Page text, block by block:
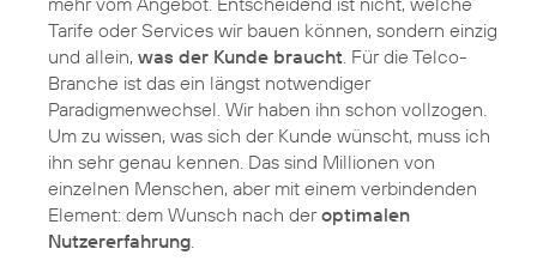
Tarife oder Services wir bauen können, sondern einzig
und allein, was der Kunde braucht . Für die Telco-
Branche ist das ein längst notwendiger
Paradigmenwechsel. Wir haben ihn schon vollzogen.
Um zu wissen, was sich der Kunde wünscht, muss ich
ihn sehr genau kennen. Das sind Millionen von
einzelnen Menschen, aber mit einem verbindenden
Element: dem Wunsch nach deroptimalen
Nutzererfahrung